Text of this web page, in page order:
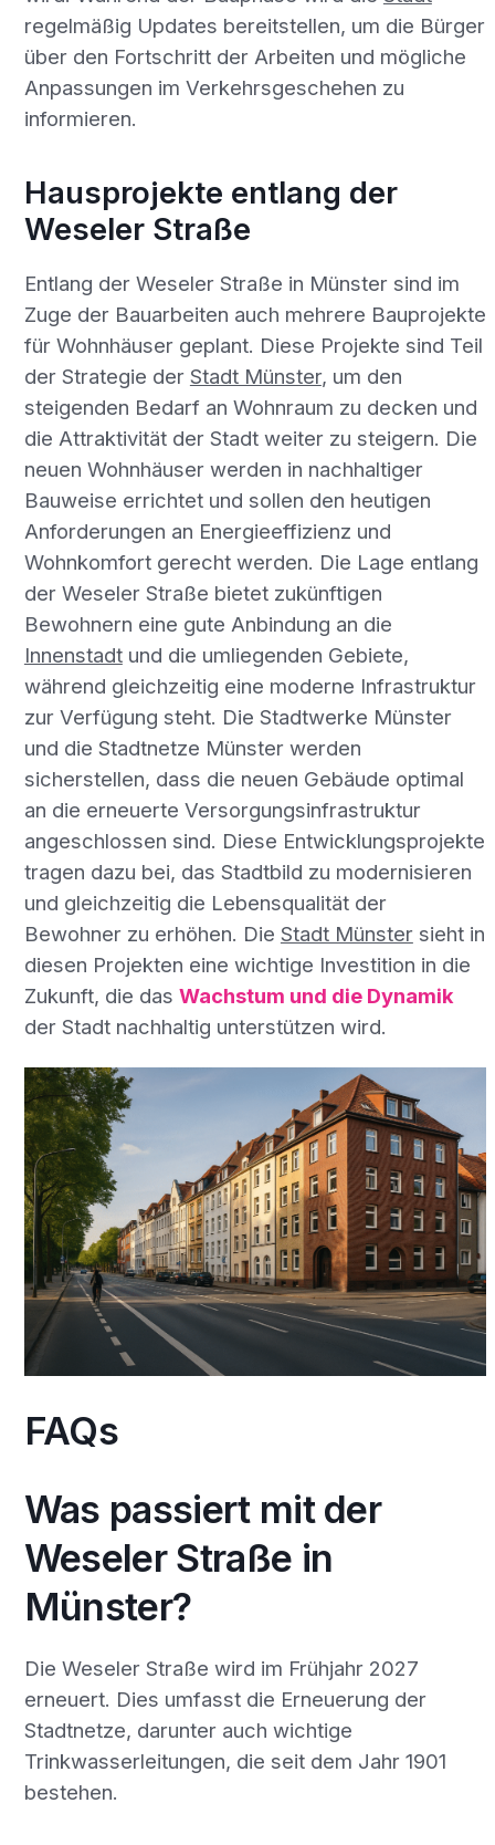
regelmäßig Updates bereitstellen, um die Bürger
über den Fortschritt der Arbeiten und mögliche
Anpassungen im Verkehrsgeschehen zu
informieren.
Hausprojekte entlang der
Weseler Straße
Entlang der Weseler Straße in Münster sind im
Zuge der Bauarbeiten auch mehrere Bauprojekte
für Wohnhäuser geplant. Diese Projekte sind Teil
der Strategie der Stadt Münster, um den
steigenden Bedarf an Wohnraum zu decken und
die Attraktivität der Stadt weiter zu steigern. Die
neuen Wohnhäuser werden in nachhaltiger
Bauweise errichtet und sollen den heutigen
Anforderungen an Energieeffizienz und
Wohnkomfort gerecht werden. Die Lage entlang
der Weseler Straße bietet zukünftigen
Bewohnern eine gute Anbindung an die
Innenstadtund die umliegenden Gebiete,
während gleichzeitig eine moderne Infrastruktur
zur Verfügung steht. Die Stadtwerke Münster
und die Stadtnetze Münster werden
sicherstellen, dass die neuen Gebäude optimal
an die erneuerte Versorgungsinfrastruktur
angeschlossen sind. Diese Entwicklungsprojekte
tragen dazu bei, das Stadtbild zu modernisieren
und gleichzeitig die Lebensqualität der
Bewohner zu erhöhen. Die Stadt Münstersieht in
diesen Projekten eine wichtige Investition in die
Zukunft, die das Wachstum und die Dynamik
der Stadt nachhaltig unterstützen wird.
FAQs
Was passiert mit der
Weseler Straße in
Münster?
Die Weseler Straße wird im Frühjahr 2027
erneuert. Dies umfasst die Erneuerung der
Stadtnetze, darunter auch wichtige
Trinkwasserleitungen, die seit dem Jahr 1901
bestehen.